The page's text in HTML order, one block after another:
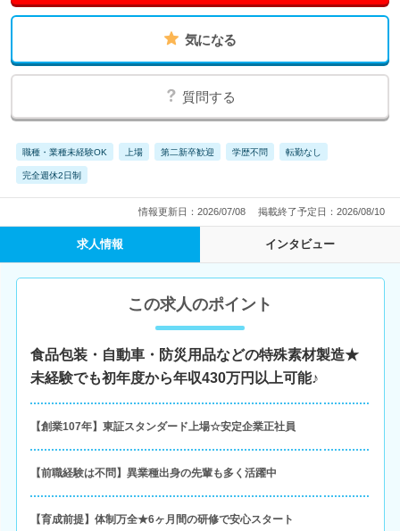
気になる
質問する
職種・業種未経験OK 上場 第二新卒歓迎 学歴不問 転勤なし
完全週休2日制
情報更新日：2026/07/08 掲載終了予定日：2026/08/10
求人情報 インタビュー
この求人のポイント
食品包装・自動車・防災用品などの特殊素材製造★
未経験でも初年度から年収430万円以上可能♪
【創業107年】東証スタンダード上場☆安定企業正社員
【前職経験は不問】異業種出身の先輩も多く活躍中
【育成前提】体制万全★6ヶ月間の研修で安心スタート